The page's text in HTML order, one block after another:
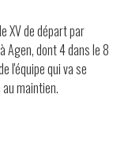
XV de départ par
Agen, dont 4 dans le 8
l'équipe qui va se
maintien.